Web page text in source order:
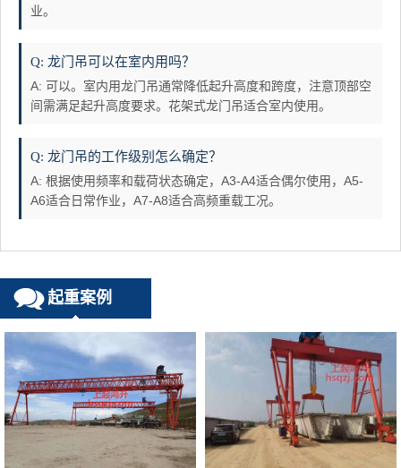
业。
Q: 龙门吊可以在室内用吗？
A: 可以。室内用龙门吊通常降低起升高度和跨度，注意顶部空
间需满足起升高度要求。花架式龙门吊适合室内使用。
Q: 龙门吊的工作级别怎么确定？
A: 根据使用频率和载荷状态确定，A3-A4适合偶尔使用，A5-
A6适合日常作业，A7-A8适合高频重载工况。
起重案例